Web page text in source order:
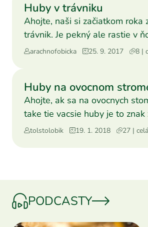
Huby v trávniku
Ahojte, naši si začiatkom roka
trávnik. Je pekný ale rastie v
drobných hríbikov na
arachnofobicka 25. 9. 2017 8 |
Huby na ovocnom
Ahojte, ak sa na ovocnych
take tie vacsie huby je to znak
stromom je koniec as
tolstolobik 19. 1. 2018 27 |
PODCASTY